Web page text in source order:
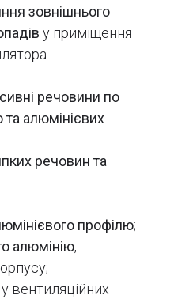
зовнішнього
у приміщення
речовини по
алюмінієвих
речовин та
профілю;
алюмінію,
вентиляційних